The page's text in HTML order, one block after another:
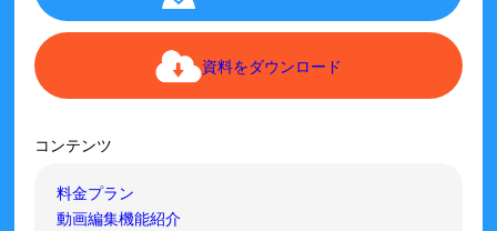
資料をダウンロード
コンテンツ
料金プラン
動画編集機能紹介